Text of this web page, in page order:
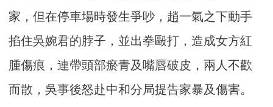
家，但在停車場時發生爭吵，趙一氣之下動手
掐住吳婉君的脖子，並出拳毆打，造成女方紅
腫傷痕，連帶頭部瘀青及嘴唇破皮，兩人不歡
而散，吳事後怒赴中和分局提告家暴及傷害。